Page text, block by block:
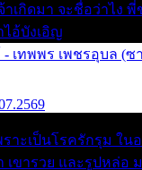
าเกิดมา จะชื่อว่าไง
ไอ้บังเอิญ
- เทพพร เพชรอุบล (ซ
ราะเป็นโรครักรุม ใ
เขารวย และรูปหล่อ